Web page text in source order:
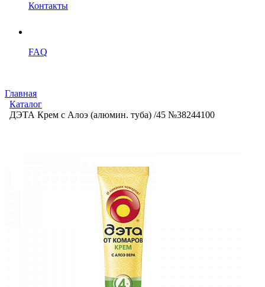
Контакты
FAQ
Главная
Каталог
ДЭТА Крем с Алоэ (алюмин. туба) /45 №38244100